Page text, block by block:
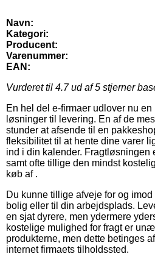
Navn:
Kategori:
Producent:
Varenummer:
EAN:
Vurderet til 4.7ud af 5 stjerner
En hel del e-firmaer udlover nu
løsninger til levering. En af de
stunder at afsende til en
fleksibilitet til at hente dine varer
ind i din kalender. Fragtløsningen
samt ofte tillige den mindst
køb af .
Du kunne tillige afveje for og
bolig eller til din arbejdsplads.
en sjat dyrere, men ydermere
kostelige mulighed for fragt er
produkterne, men dette betinges
internet firmaets tilholdssted.